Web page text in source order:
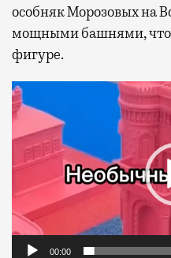
особняк Морозовых на
мощными башнями, что
фигуре.
Видеоплеер
00:00